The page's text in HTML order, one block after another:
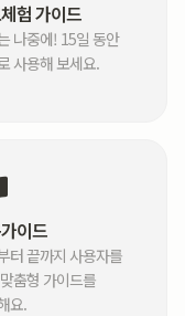
험 가이드
나중에! 15일 동안
사용해 보세요.
이드
터 끝까지 사용자를
춤형 가이드를
요.